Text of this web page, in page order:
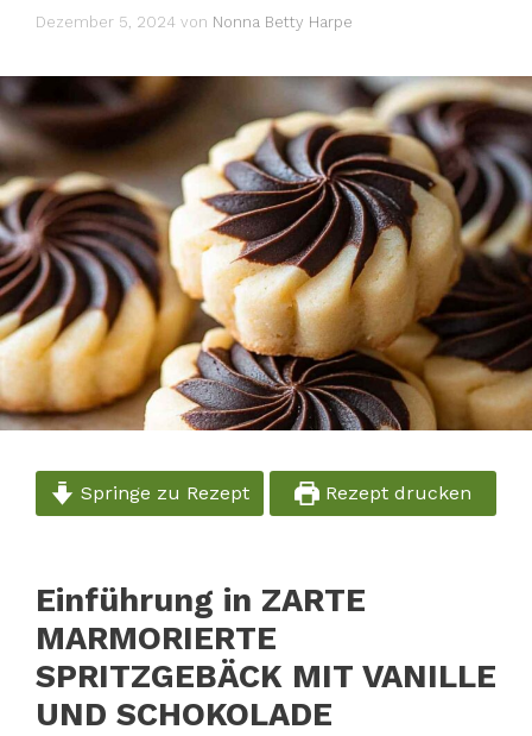
Dezember 5, 2024 von Nonna Betty Harpe
Springe zu Rezept Rezept drucken
Einführung in ZARTE
MARMORIERTE
SPRITZGEBÄCK MIT VANILLE
UND SCHOKOLADE